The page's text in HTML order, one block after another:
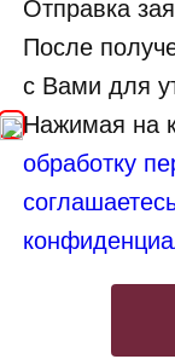
Отправка
После
с Вами для
Нажимая на
обработку